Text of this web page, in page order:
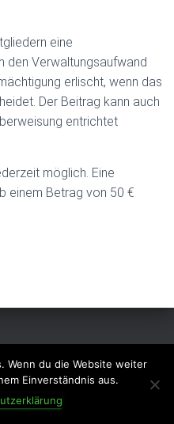
eine
den Verwaltungsaufwand
erlischt, wenn das
Der Beitrag kann auch
entrichtet
möglich. Eine
einem Betrag von 50 €
vonThemeIsle
Wenn du die Website weiter
Einverständnis aus.